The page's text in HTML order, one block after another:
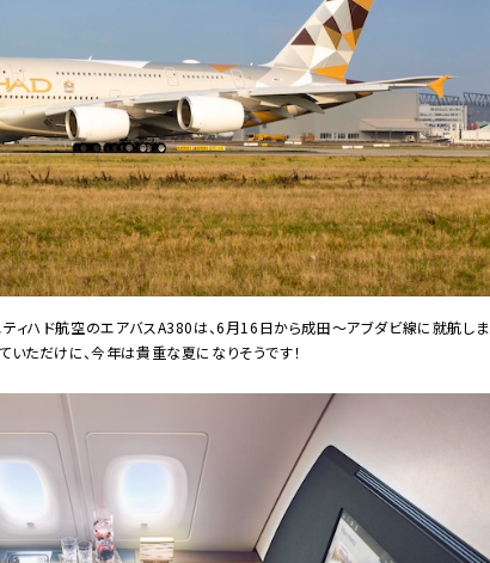
ィハド航空のエアバスA380は、6月16日から成田〜アブダビ線に就航しま
ただけに、今年は貴重な夏になりそうです！